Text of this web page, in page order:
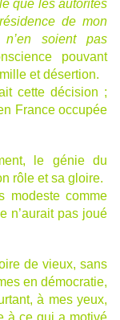
que les autorités
de mon
soient pas
pouvant
et désertion.
cette décision ;
France occupée
le génie du
rôle et sa gloire.
modeste comme
n’aurait pas joué
de vieux, sans
en démocratie,
à mes yeux,